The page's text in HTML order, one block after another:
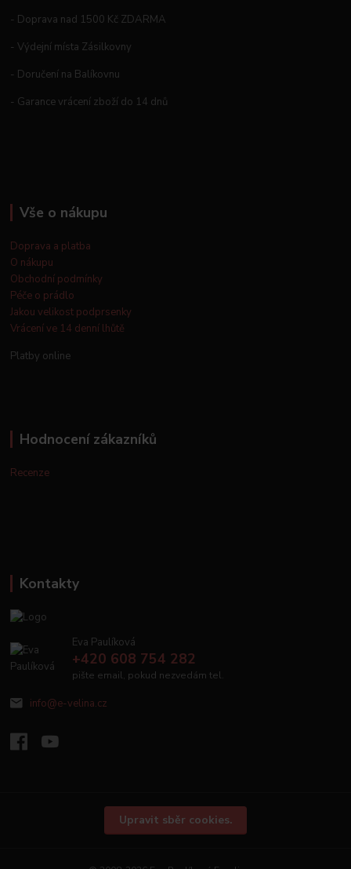
- Doprava nad 1500 Kč ZDARMA
- Výdejní místa Zásilkovny
- Doručení na Balíkovnu
- Garance vrácení zboží do 14 dnů
Vše o nákupu
Doprava a platba
O nákupu
Obchodní podmínky
Péče o prádlo
Jakou velikost podprsenky
Vrácení ve 14 denní lhůtě
Platby online
Hodnocení zákazníků
Recenze
Kontakty
Eva Paulíková
+420 608 754 282
pište email, pokud nezvedám tel.
info@e-velina.cz
Upravit sběr cookies.